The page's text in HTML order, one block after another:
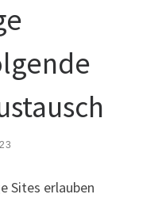
Sites erlauben